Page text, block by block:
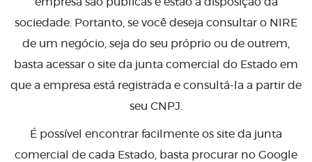
sociedade. Portanto, se você deseja consultar o NIRE
de um negócio, seja do seu próprio ou de outrem,
basta acessar o site da junta comercial do Estado em
que a empresa está registrada e consultá-la a partir de
seu CNPJ.
É possível encontrar facilmente os site da junta
comercial de cada Estado, basta procurar no Google